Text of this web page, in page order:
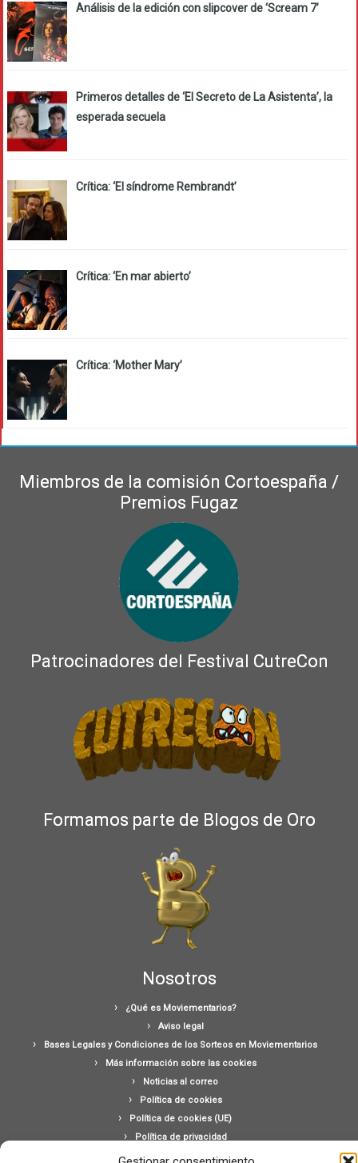
Análisis de la edición con slipcover de ‘Scream 7’
Primeros detalles de ‘El Secreto de La Asistenta’, la
esperada secuela
Crítica: ‘El síndrome Rembrandt’
Crítica: ‘En mar abierto’
Crítica: ‘Mother Mary’
Miembros de la comisión Cortoespaña /
Premios Fugaz
Patrocinadores del Festival CutreCon
Formamos parte de Blogos de Oro
Nosotros
¿Qué es Moviementarios?
Aviso legal
Bases Legales y Condiciones de los Sorteos en Moviementarios
Más información sobre las cookies
Noticias al correo
Política de cookies
Política de cookies (UE)
Política de privacidad
Ponte en contacto con nosotros